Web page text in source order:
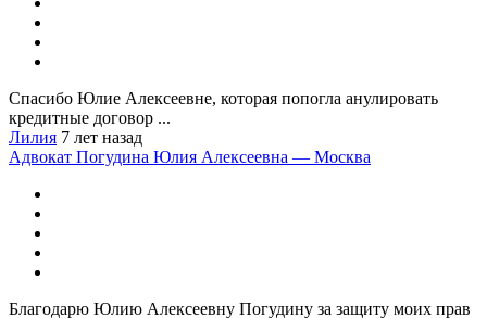
Спасибо Юлие Алексеевне, которая попогла анулировать
кредитные договор ...
Лилия 7 лет назад
Адвокат Погудина Юлия Алексеевна — Москва
Благодарю Юлию Алексеевну Погудину за защиту моих прав